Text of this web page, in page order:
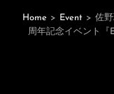
Home > Event > 佐
周年記念イベント『